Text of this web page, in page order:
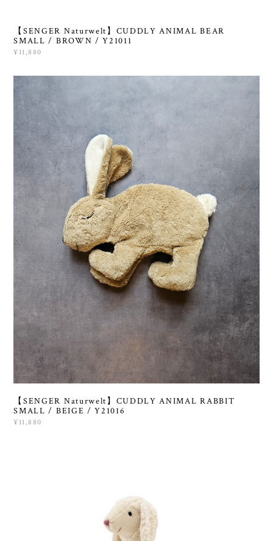
【SENGER Naturwelt】CUDDLY ANIMAL BEAR
SMALL / BROWN / Y21011
¥11,880
【SENGER Naturwelt】CUDDLY ANIMAL RABBIT
SMALL / BEIGE / Y21016
¥11,880